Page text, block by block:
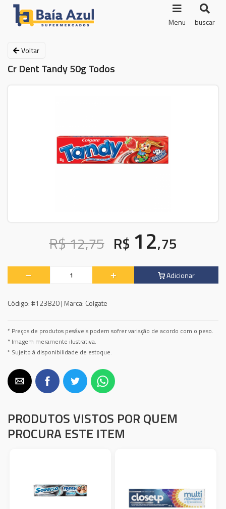
Menu buscar
Voltar
Cr Dent Tandy 50g Todos
R$ 12,75 R$ 12,75
Adicionar
Código:#123820 | Marca: Colgate
* Preços de produtos pesáveis podem sofrer variação de acordo com o peso.
* Imagem meramente ilustrativa.
* Sujeito à disponibilidade de estoque.
PRODUTOS VISTOS POR QUEM
PROCURA ESTE ITEM